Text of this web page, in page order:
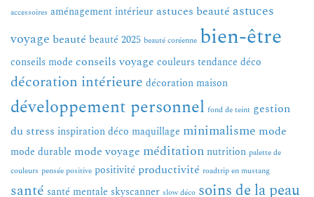
accessoires aménagement intérieurastuces beauté astuces
voyage beauté beauté 2025 beauté coréenne bien-être
conseils mode conseils voyage couleurs tendance déco
décoration intérieure décoration maison
développement personnel fond de teint gestion
du stress inspiration déco maquillage minimalisme mode
mode durable mode voyage méditationnutrition palette de
couleurs pensée positive positivité productivité roadtrip en mustang
santé santé mentale skyscanner slow déco soins de la peau